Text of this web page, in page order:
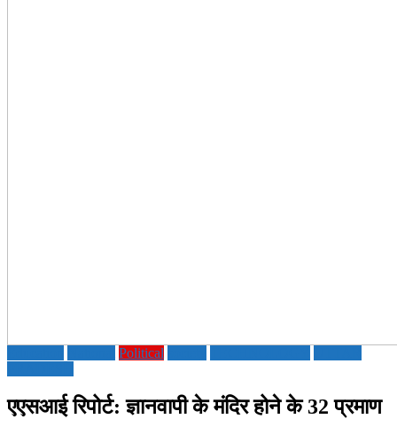
Political
एएसआई रिपोर्ट: ज्ञानवापी के मंदिर होने के 32 प्रमाण